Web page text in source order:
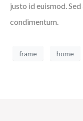
justo id euismod.
condimentum.
frame home